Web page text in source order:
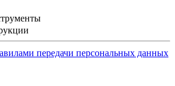
передачи персональных данных